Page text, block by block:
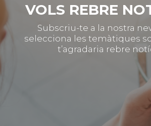
VOLS REBRE
Subscriu-te a la nostra
selecciona les temàtiques
t’agradaria rebre